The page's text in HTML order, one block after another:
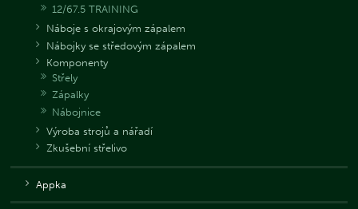
12/67.5 TRAINING
Náboje s okrajovým zápalem
Nábojky se středovým zápalem
Komponenty
Střely
Zápalky
Nábojnice
Výroba strojů a nářadí
Zkušební střelivo
Appka